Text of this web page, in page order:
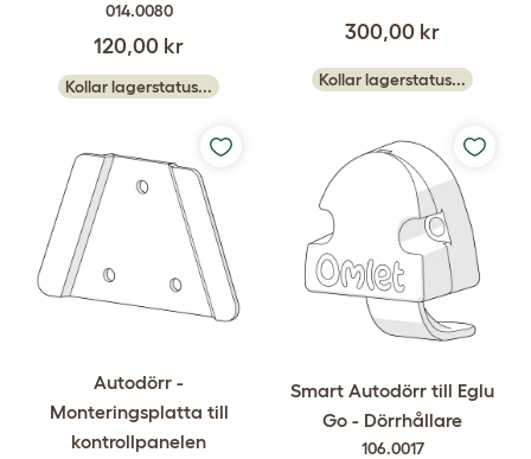
014.0080
120,00 kr
Kollar lagerstatus...
300,00 kr
Kollar lagerstatus...
Autodörr -
Monteringsplatta till
kontrollpanelen
Smart Autodörr till Eglu
Go - Dörrhållare
106.0017